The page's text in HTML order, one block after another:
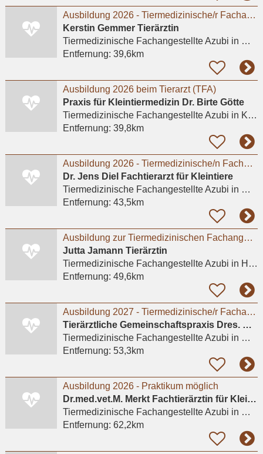
Ausbildung 2026 - Tiermedizinische/r Fachangestellte/r (w/m/d).
Kerstin Gemmer Tierärztin
Tiermedizinische Fachangestellte Azubi in Meerbusch, Büderich
Entfernung: 39,6km
Ausbildung 2026 beim Tierarzt (TFA)
Praxis für Kleintiermedizin Dr. Birte Götte
Tiermedizinische Fachangestellte Azubi in Krefeld
Entfernung: 39,8km
Ausbildung 2026 - Tiermedizinische/n Fachangestellte/n (m/w/d)
Dr. Jens Diel Fachtierarzt für Kleintiere
Tiermedizinische Fachangestellte Azubi in Meerbusch, Lank-Latum
Entfernung: 43,5km
Ausbildung zur Tiermedizinischen Fachangestellten
Jutta Jamann Tierärztin
Tiermedizinische Fachangestellte Azubi in Hürth, Hermülheim
Entfernung: 49,6km
Ausbildung 2027 - Tiermedizinische/r Fachangestellte/r (m/w/d) # Praktikum möglich
Tierärztliche Gemeinschaftspraxis Dres. Matburger
Tiermedizinische Fachangestellte Azubi in Moers
Entfernung: 53,3km
Ausbildung 2026 - Praktikum möglich
Dr.med.vet.M. Merkt Fachtierärztin für Kleintiere
Tiermedizinische Fachangestellte Azubi in Mülheim an der Ruhr
Entfernung: 62,2km